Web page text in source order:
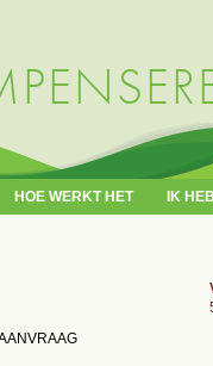
HOE WERKT HET IK